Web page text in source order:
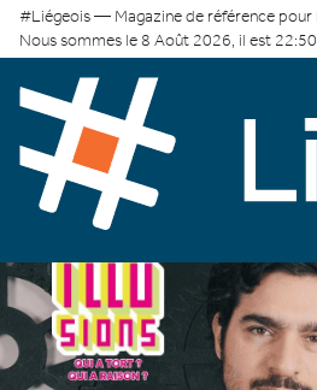
#Liégeois — Magazine de référence pour
Nous sommes le 8 Août 2026, il est